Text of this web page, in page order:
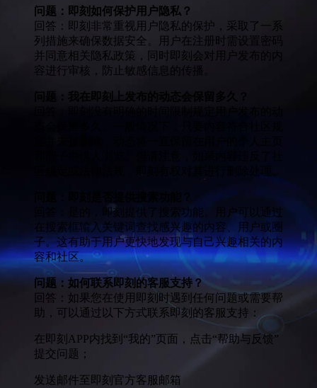
问题：即刻如何保护用户隐私？
回答：即刻非常重视用户隐私的保护，采取了一系
列措施来确保数据安全。用户在注册时需设置密码
并同意相关隐私政策，同时即刻会对用户发布的内
容进行审核，防止敏感信息的传播。
问题：我在即刻上发布的动态会保留多久？
回答：是的，即刻提供了搜索功能。用户可以通过
在搜索框输入关键词查找感兴趣的内容、用户或圈
子。这有助于用户更快地发现与自己兴趣相关的内
容和社区。
问题：如何联系即刻的客服支持？
回答：如果您在使用即刻时遇到任何问题或需要帮
助，可以通过以下方式联系即刻的客服支持：
在即刻APP内找到“我的”页面，点击“帮助与反馈”
提交问题；
发送邮件至即刻官方客服邮箱